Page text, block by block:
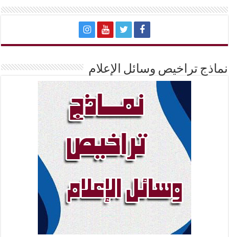
نماذج تراخيص وسائل الإعلام